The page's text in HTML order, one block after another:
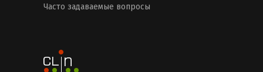
Часто задаваемые вопросы